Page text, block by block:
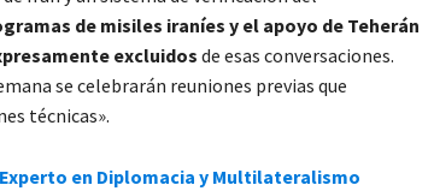
de misiles iraníes y el apoyo de Teherán
excluidos de esas conversaciones.
se celebrarán reuniones previas que
técnicas».
en Diplomacia y Multilateralismo